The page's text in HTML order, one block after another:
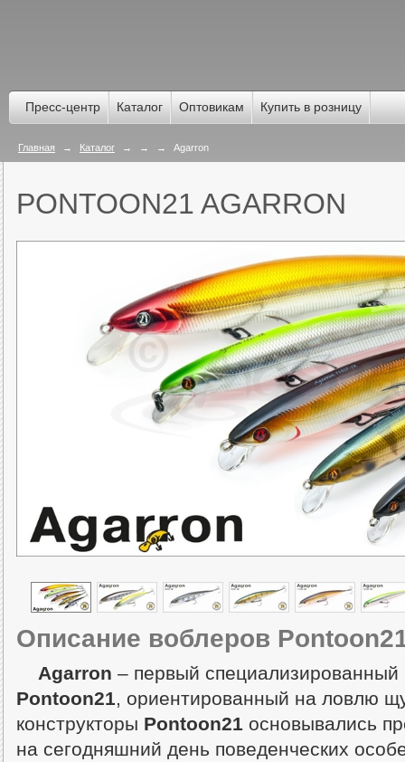
Пресс-центр Каталог Оптовикам Купить в розницу
Главная → Каталог → → → Agarron
PONTOON21 AGARRON
Описание воблеров
Agarron – первый специализированный
Pontoon21 , ориентированный на ловлю
конструкторы Pontoon21 основывались
на сегодняшний день поведенческих